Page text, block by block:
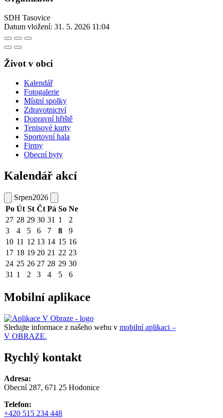
SDH Tasovice
Datum vložení: 31. 5. 2026 11:04
Život v obci
Kalendář
Fotogalerie
Místní spolky
Zdravotnictví
Dopravní hřiště
Tenisové kurty
Sportovní hala
Firmy
Obecní byty
Kalendář akcí
Srpen2026
Po Út St Čt Pá So Ne
27 28 29 30 31 1
2
3
4 5 6 7 8
9
10 11 12 13 14 15 16
17 18 19 20 21 22 23
24 25 26 27 28 29 30
31 1 2 3 4 5 6
Mobilní aplikace
Sledujte informace z našeho webu v mobilní aplikaci –
V OBRAZE.
Rychlý kontakt
Adresa:
Obecní 287, 671 25 Hodonice
Telefon:
+420 515 234 448